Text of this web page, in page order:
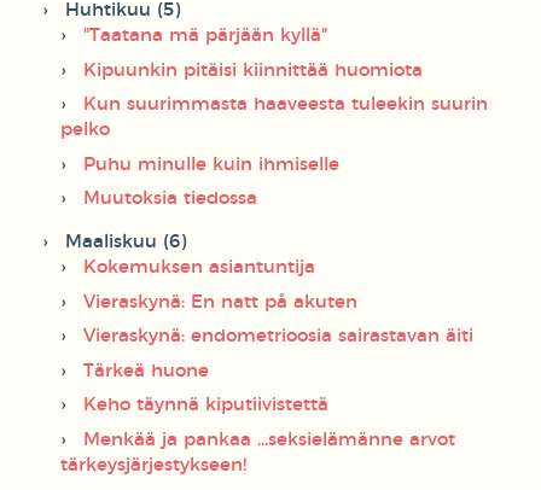
Huhtikuu (5)
"Taatana mä pärjään kyllä"
Kipuunkin pitäisi kiinnittää huomiota
Kun suurimmasta haaveesta tuleekin suurin
pelko
Puhu minulle kuin ihmiselle
Muutoksia tiedossa
Maaliskuu (6)
Kokemuksen asiantuntija
Vieraskynä: En natt på akuten
Vieraskynä: endometrioosia sairastavan äiti
Tärkeä huone
Keho täynnä kiputiivistettä
Menkää ja pankaa ...seksielämänne arvot
tärkeysjärjestykseen!